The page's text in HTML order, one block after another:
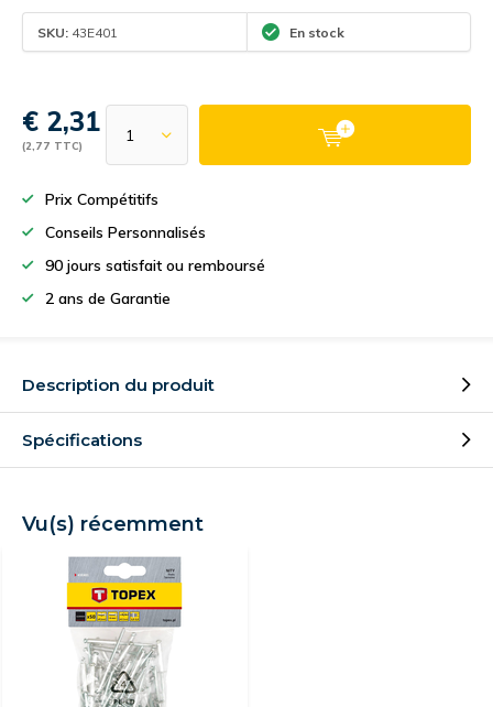
SKU: 43E401 En stock
€ 2,31
(2,77 TTC)
Prix Compétitifs
Conseils Personnalisés
90 jours satisfait ou remboursé
2 ans de Garantie
Description du produit
Spécifications
Vu(s) récemment